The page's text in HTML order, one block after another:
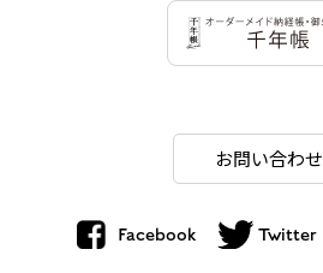
お問い合わせ
Facebook Twitter